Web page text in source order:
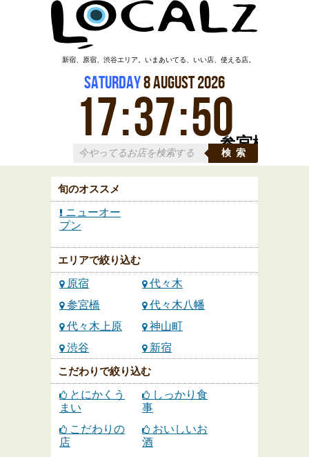
参宮橋
新宿、原宿、渋谷エリア。いまあいてる、いい店、使える店。
Saturday8August2026
17:37:50
検索
旬のオススメ
ニューオー
プン
エリアで絞り込む
原宿
代々木
参宮橋
代々木八幡
代々木上原
神山町
渋谷
新宿
こだわりで絞り込む
とにかくう
まい
しっかり食
事
こだわりの
店
おいしいお
酒